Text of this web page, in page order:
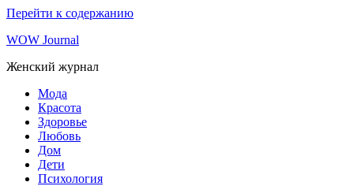
Перейти к содержанию
WOW Journal
Женский журнал
Мода
Красота
Здоровье
Любовь
Дом
Дети
Психология